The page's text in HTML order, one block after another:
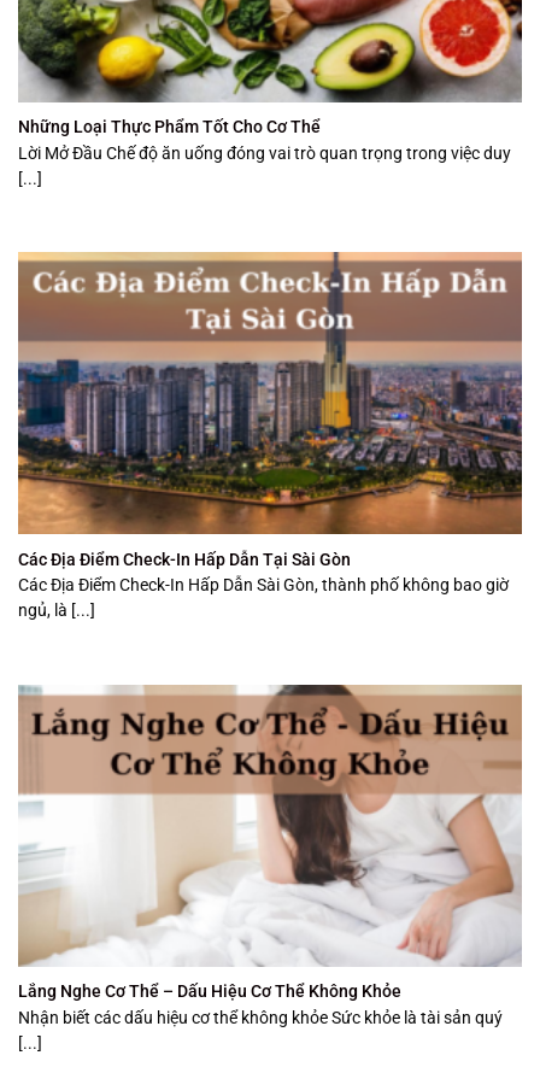
Những Loại Thực Phẩm Tốt Cho Cơ Thể
Lời Mở Đầu Chế độ ăn uống đóng vai trò quan trọng trong việc duy
[...]
Các Địa Điểm Check-In Hấp Dẫn Tại Sài Gòn
Các Địa Điểm Check-In Hấp Dẫn Sài Gòn, thành phố không bao giờ
ngủ, là [...]
Lắng Nghe Cơ Thể – Dấu Hiệu Cơ Thể Không Khỏe
Nhận biết các dấu hiệu cơ thể không khỏe Sức khỏe là tài sản quý
[...]